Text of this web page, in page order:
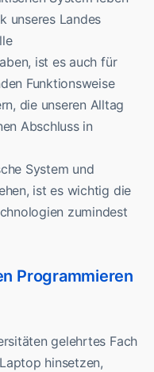
unseres Landes
ist es auch für
Funktionsweise
die unseren Alltag
Abschluss in
System und
ist es wichtig die
zumindest
Programmieren
gelehrtes Fach
hinsetzen,